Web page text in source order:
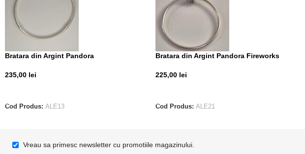
Bratara din Argint Pandora
235,00 lei
Cod Produs: ALE13
Bratara din Argint Pandora Fireworks
225,00 lei
Cod Produs: ALE21
Vreau sa primesc newsletter cu promotiile magazinului.